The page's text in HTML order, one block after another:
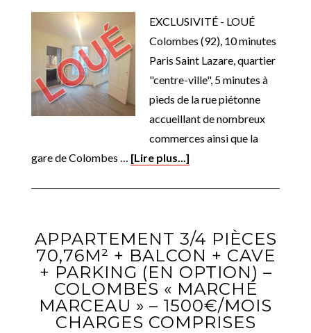
EXCLUSIVITÉ - LOUÉ
Colombes (92), 10 minutes
Paris Saint Lazare, quartier
"centre-ville", 5 minutes à
pieds de la rue piétonne
accueillant de nombreux
commerces ainsi que la
gare de Colombes … [Lire plus...]
APPARTEMENT 3/4 PIÈCES
70,76M² + BALCON + CAVE
+ PARKING (EN OPTION) –
COLOMBES « MARCHÉ
MARCEAU » – 1500€/MOIS
CHARGES COMPRISES